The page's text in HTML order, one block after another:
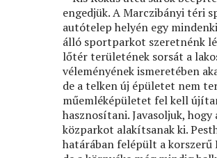
engedjük. A Marczibányi téri
autótelep helyén egy
álló sportparkot szeretnénk
lőtér területének sorsát a
véleményének ismeretében
de a telken új épületet nem
műemléképületet fel kell
hasznosítani. Javasoljuk,
közparkot alakítsanak ki.
határában felépült a korszerű